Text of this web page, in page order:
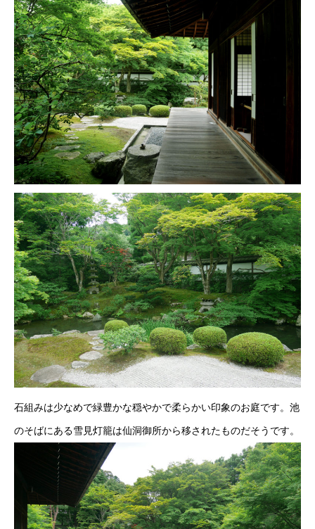
石組みは少なめで緑豊かな穏やかで柔らかい印象のお庭です。池
のそばにある雪見灯籠は仙洞御所から移されたものだそうです。